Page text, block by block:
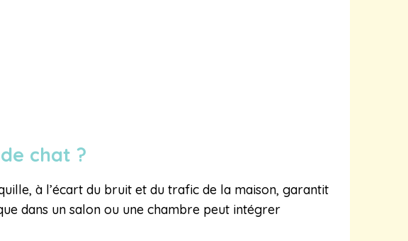
chat ?
à l’écart du bruit et du trafic de la maison, garantit
dans un salon ou une chambre peut intégrer